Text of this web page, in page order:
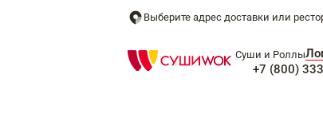
Выберите адрес доставки или
Суши и Роллы
+7 (800)